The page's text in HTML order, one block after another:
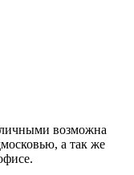
возможна
а так же